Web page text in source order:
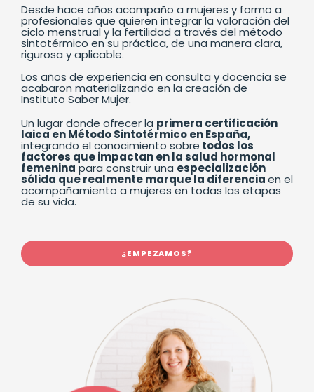
Desde hace años acompaño a mujeres y formo a
profesionales que quieren integrar la valoración del
ciclo menstrual y la fertilidad a través del método
sintotérmico en su práctica, de una manera clara,
rigurosa y aplicable.
Los años de experiencia en consulta y docencia se
acabaron materializando en la creación de
Instituto Saber Mujer.
Un lugar donde ofrecer la primera certificación
laica en Método Sintotérmico en España,
integrando el conocimiento sobre todos los
factores que impactan en la salud hormonal
femeninapara construir una especialización
sólida que realmente marque la diferenciaen el
acompañamiento a mujeres en todas las etapas
de su vida.
¿EMPEZAMOS?